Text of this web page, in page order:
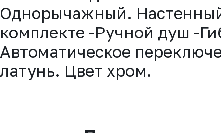
Однорычажный.
комплекте -Ручной душ -
Автоматическое
латунь. Цвет хром.